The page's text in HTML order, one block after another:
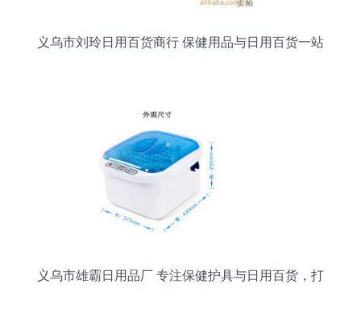
义乌市刘玲日用百货商行 保健用品与日用百货一站
义乌市雄霸日用品厂 专注保健护具与日用百货，打